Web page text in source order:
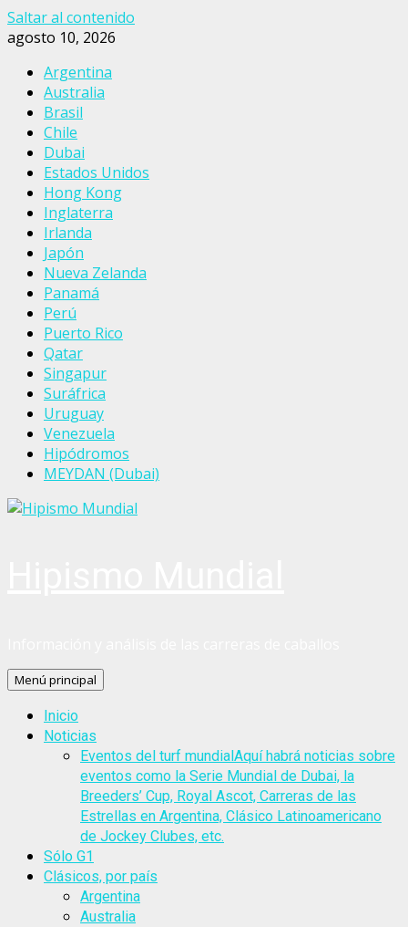
Saltar al contenido
agosto 10, 2026
Argentina
Australia
Brasil
Chile
Dubai
Estados Unidos
Hong Kong
Inglaterra
Irlanda
Japón
Nueva Zelanda
Panamá
Perú
Puerto Rico
Qatar
Singapur
Suráfrica
Uruguay
Venezuela
Hipódromos
MEYDAN (Dubai)
Menú principal
Inicio
Noticias
Eventos del turf mundialAquí habrá noticias sobre
eventos como la Serie Mundial de Dubai, la
Breeders’ Cup, Royal Ascot, Carreras de las
Estrellas en Argentina, Clásico Latinoamericano
de Jockey Clubes, etc.
Sólo G1
Clásicos, por país
Argentina
Australia